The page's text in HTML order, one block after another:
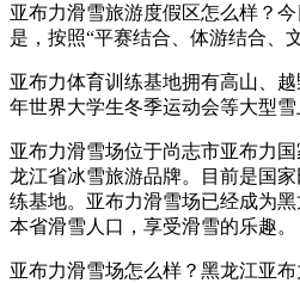
亚布力滑雪旅游度假区怎么样？
是，按照“平赛结合、体游结合、
亚布力体育训练基地拥有高山、
年世界大学生冬季运动会等大型
亚布力滑雪场位于尚志市亚布力
龙江省冰雪旅游品牌。目前是国
练基地。亚布力滑雪场已经成为
本省滑雪人口，享受滑雪的乐趣。
亚布力滑雪场怎么样？黑龙江亚